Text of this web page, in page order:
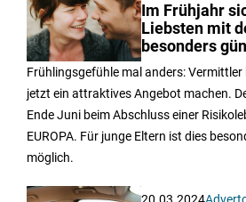
Im Frühjahr
Liebsten mit
besonders
Frühlingsgefühle mal anders: Vermittler
jetzt ein attraktives Angebot machen.
Ende Juni beim Abschluss einer
EUROPA. Für junge Eltern ist dies
möglich.